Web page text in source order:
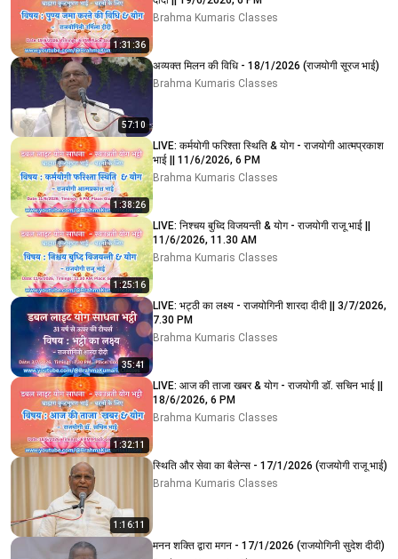
1:31:36
Brahma Kumaris Classes
57:10
अव्यक्त मिलन की विधि - 18/1/2026 (राजयोगी सूरज भाई)
Brahma Kumaris Classes
1:38:26
LIVE: कर्मयोगी फरिश्ता स्थिति & योग - राजयोगी आत्मप्रकाश
भाई || 11/6/2026, 6 PM
Brahma Kumaris Classes
1:25:16
LIVE: निश्चय बुध्दि विजयन्ती & योग - राजयोगी राजू भाई ||
11/6/2026, 11.30 AM
Brahma Kumaris Classes
35:41
LIVE: भट्ठी का लक्ष्य - राजयोगिनी शारदा दीदी || 3/7/2026,
7.30 PM
Brahma Kumaris Classes
1:32:11
LIVE: आज की ताजा खबर & योग - राजयोगी डॉ. सचिन भाई ||
18/6/2026, 6 PM
Brahma Kumaris Classes
1:16:11
स्थिति और सेवा का बैलेन्स - 17/1/2026 (राजयोगी राजू भाई)
Brahma Kumaris Classes
मनन शक्ति द्वारा मगन - 17/1/2026 (राजयोगिनी सुदेश दीदी)